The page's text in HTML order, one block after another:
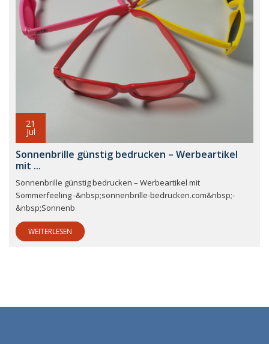
21
Jul
Sonnenbrille günstig bedrucken – Werbeartikel
mit ...
Sonnenbrille günstig bedrucken – Werbeartikel mit
Sommerfeeling -&nbsp;sonnenbrille-bedrucken.com&nbsp;-
&nbsp;Sonnenb
WEITERLESEN